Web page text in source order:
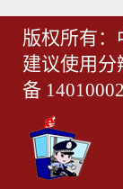
版权所有：
建议使用分
备